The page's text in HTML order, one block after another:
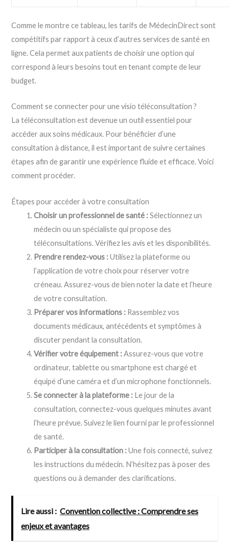
Comme le montre ce tableau, les tarifs de MédecinDirect sont
compétitifs par rapport à ceux d’autres services de santé en
ligne. Cela permet aux patients de choisir une option qui
correspond à leurs besoins tout en tenant compte de leur
budget.
Comment se connecter pour une visio téléconsultation ?
La téléconsultation est devenue un outil essentiel pour
accéder aux soins médicaux. Pour bénéficier d’une
consultation à distance, il est important de suivre certaines
étapes afin de garantir une expérience fluide et efficace. Voici
comment procéder.
Étapes pour accéder à votre consultation
Choisir un professionnel de santé :Sélectionnez un
médecin ou un spécialiste qui propose des
téléconsultations. Vérifiez les avis et les disponibilités.
Prendre rendez-vous :Utilisez la plateforme ou
l’application de votre choix pour réserver votre
créneau. Assurez-vous de bien noter la date et l’heure
de votre consultation.
Préparer vos informations : Rassemblez vos
documents médicaux, antécédents et symptômes à
discuter pendant la consultation.
Vérifier votre équipement :Assurez-vous que votre
ordinateur, tablette ou smartphone est chargé et
équipé d’une caméra et d’un microphone fonctionnels.
Se connecter à la plateforme : Le jour de la
consultation, connectez-vous quelques minutes avant
l’heure prévue. Suivez le lien fourni par le professionnel
de santé.
Participer à la consultation :Une fois connecté, suivez
les instructions du médecin. N’hésitez pas à poser des
questions ou à demander des clarifications.
Lire aussi : Convention collective : Comprendre ses
enjeux et avantages